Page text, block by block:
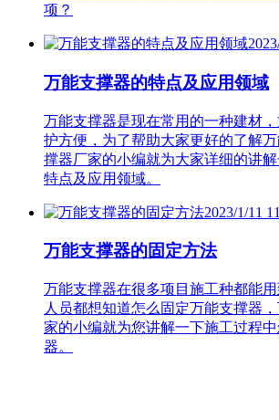
项？
万能支撑器的特点及应用领域
万能支撑器是现在常用的一种建材
护方便，为了帮助大家更好的了解
撑器厂家的小编就为大家详细的讲
特点及应用领域。
2023/1/11
万能支撑器的固定方法
万能支撑器在很多项目施工种都能
人员都想知道怎么固定万能支撑器
家的小编就为您讲解一下施工过程
器。